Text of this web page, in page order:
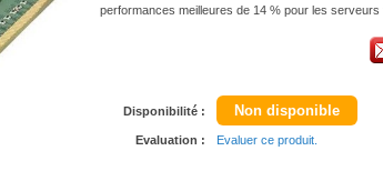
performances meilleures de 14 % pour les
Disponibilité : Non disponible
Evaluation : Evaluer ce produit.